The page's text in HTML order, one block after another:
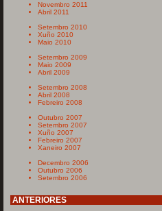
Novembro 2011
Abril 2011
Setembro 2010
Xuño 2010
Maio 2010
Setembro 2009
Maio 2009
Abril 2009
Setembro 2008
Abril 2008
Febreiro 2008
Outubro 2007
Setembro 2007
Xuño 2007
Febreiro 2007
Xaneiro 2007
Decembro 2006
Outubro 2006
Setembro 2006
ANTERIORES